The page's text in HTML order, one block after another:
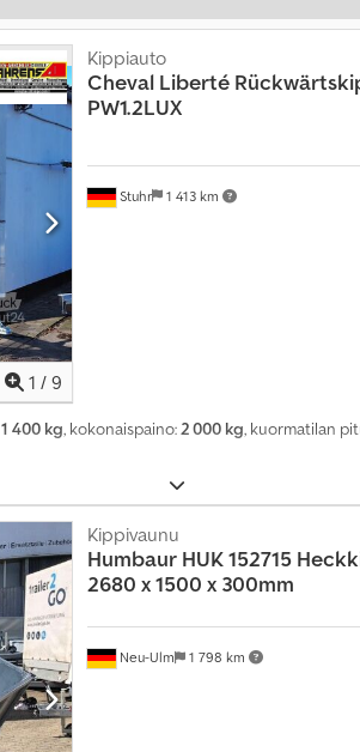
1 / 9
Stuhr 1 413 km
Kippiauto
Cheval Liberté
PW1.2LUX
1 400 kg, kokonaispaino:2 000 kg, kuormatilan
Neu-Ulm 1 798 km
Kippivaunu
Humbaur HUK 152715
2680 x 1500 x 300mm